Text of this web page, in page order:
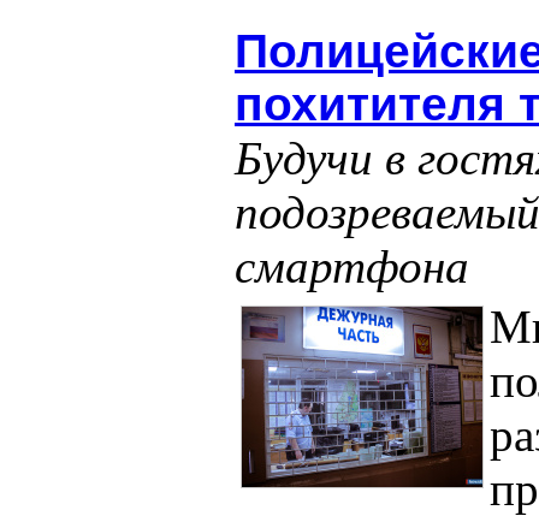
похитителя
Будучи в
смартфона